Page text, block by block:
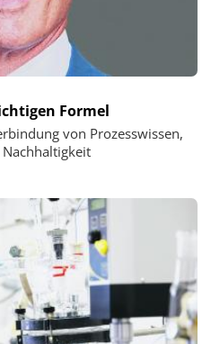
Formel
von Prozesswissen,